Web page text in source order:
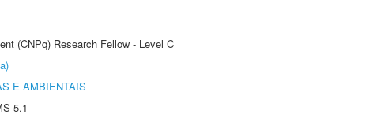
(CNPq) Research Fellow - Level C
E AMBIENTAIS
5.1